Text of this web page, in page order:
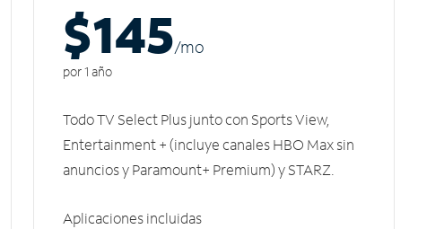
$145/mo
por 1 año
Todo TV Select Plus junto con Sports View,
Entertainment + (incluye canales HBO Max sin
anuncios y Paramount+ Premium) y STARZ.
Aplicaciones incluidas